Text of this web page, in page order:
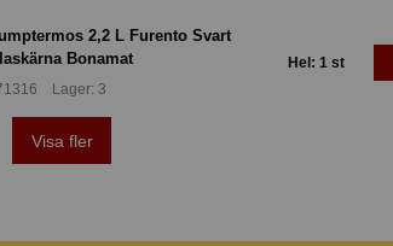
2,2 L Furento Svart
Bonamat
Lager: 3
Hel: 1 st
Visa fler